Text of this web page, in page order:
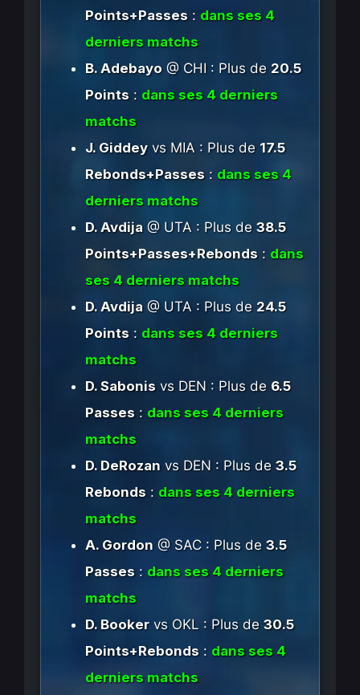
Points+Passes : dans ses 4
derniers matchs
B. Adebayo @ CHI : Plus de 20.5
Points : dans ses 4 derniers
matchs
J. Giddeyvs MIA : Plus de 17.5
Rebonds+Passes : dans ses 4
derniers matchs
D. Avdija@ UTA : Plus de38.5
Points+Passes+Rebonds : dans
ses 4 derniers matchs
D. Avdija @ UTA : Plus de 24.5
Points : dans ses 4 derniers
matchs
D. Sabonis vs DEN : Plus de 6.5
Passes : dans ses 4 derniers
matchs
D. DeRozan vs DEN : Plus de3.5
Rebonds : dans ses 4 derniers
matchs
A. Gordon @ SAC : Plus de3.5
Passes : dans ses 4 derniers
matchs
D. Bookervs OKL : Plus de30.5
Points+Rebonds : dans ses 4
derniers matchs